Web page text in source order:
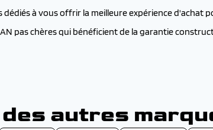
à vous offrir la meilleure expérience d'achat
pas chères qui bénéficient de la garantie
autres